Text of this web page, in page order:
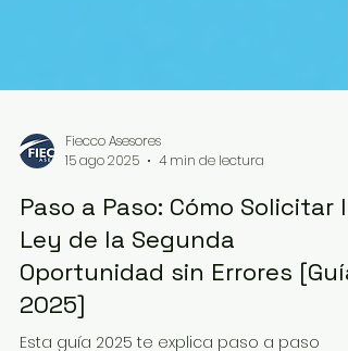
Fiecco Asesores
15 ago 2025
4 min de lectura
Paso a Paso: Cómo Solicitar la
Ley de la Segunda
Oportunidad sin Errores [Guía